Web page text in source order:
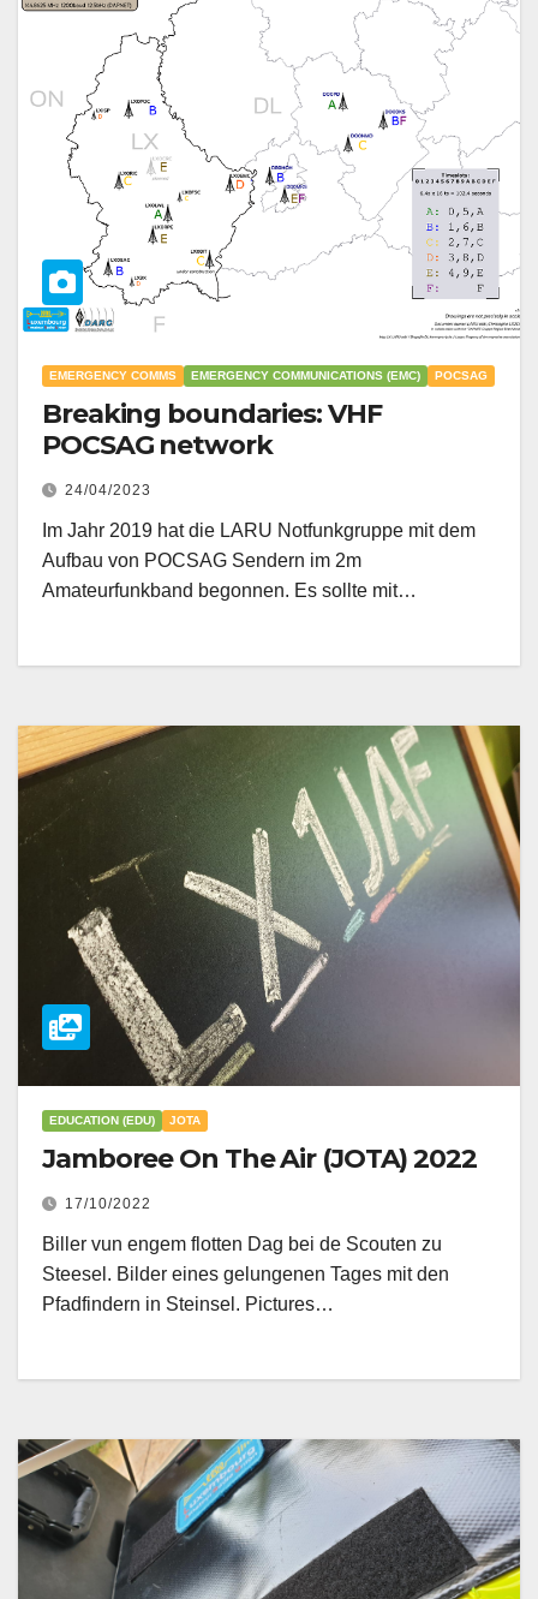
EMERGENCY COMMS EMERGENCY COMMUNICATIONS (EMC) POCSAG
Breaking boundaries: VHF
POCSAG network
24/04/2023
Im Jahr 2019 hat die LARU Notfunkgruppe mit dem
Aufbau von POCSAG Sendern im 2m
Amateurfunkband begonnen. Es sollte mit…
EDUCATION (EDU) JOTA
Jamboree On The Air (JOTA) 2022
17/10/2022
Biller vun engem flotten Dag bei de Scouten zu
Steesel. Bilder eines gelungenen Tages mit den
Pfadfindern in Steinsel. Pictures…